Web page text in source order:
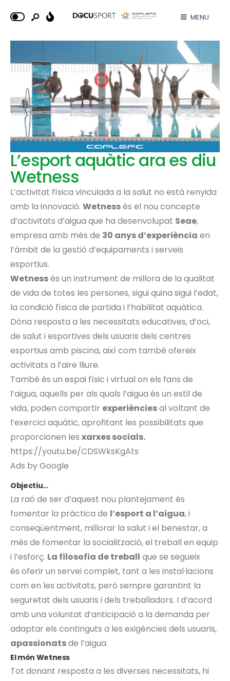
MENU
L’esport aquàtic ara es diu
Wetness
L’activitat física vinculada a la salut no està renyida
amb la innovació. Wetnessés el nou concepte
d’activitats d’aigua que ha desenvolupat Seae,
empresa amb més de 30 anys d’experiència en
l’àmbit de la gestió d’equipaments i serveis
esportius.
Wetnessés un instrument de millora de la qualitat
de vida de totes les persones, sigui quina sigui l’edat,
la condició física de partida i l’habilitat aquàtica.
Dóna resposta a les necessitats educatives, d’oci,
de salut i esportives dels usuaris dels centres
esportius amb piscina, així com també ofereix
activitats a l’aire lliure.
També és un espai físic i virtual on els fans de
l’aigua, aquells per als quals l’aigua és un estil de
vida, poden compartir experiènciesal voltant de
l’exercici aquàtic, aprofitant les possibilitats que
proporcionen les xarxes socials.
https://youtu.be/CDSWksKgAts
Ads by Google
Objectiu…
La raó de ser d’aquest nou plantejament és
fomentar la pràctica de l’esport a l’aigua, i
conseqüentment, millorar la salut i el benestar, a
més de fomentar la socialització, el treball en equip
i l’esforç. La filosofia de treball que se segueix
és oferir un servei complet, tant a les instal·lacions
com en les activitats, però sempre garantint la
seguretat dels usuaris i dels treballadors. I d’acord
amb una voluntat d’anticipació a la demanda per
adaptar els continguts a les exigències dels usuaris,
apassionatsde l’aigua.
El món Wetness
Tot donant resposta a les diverses necessitats, hi